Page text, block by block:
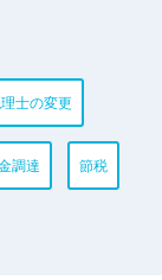
士の変更
調達 節税